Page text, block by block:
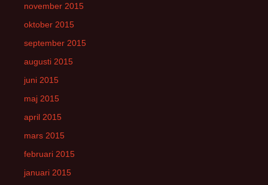
november 2015
oktober 2015
september 2015
augusti 2015
juni 2015
maj 2015
april 2015
mars 2015
februari 2015
januari 2015